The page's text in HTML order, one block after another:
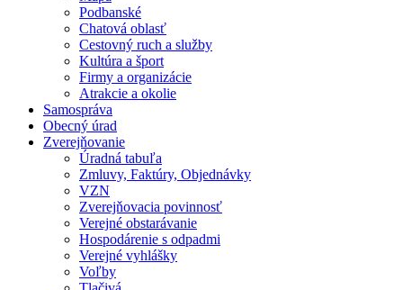
Podbanské
Chatová oblasť
Cestovný ruch a služby
Kultúra a šport
Firmy a organizácie
Atrakcie a okolie
Samospráva
Obecný úrad
Zverejňovanie
Úradná tabuľa
Zmluvy, Faktúry, Objednávky
VZN
Zverejňovacia povinnosť
Verejné obstarávanie
Hospodárenie s odpadmi
Verejné vyhlášky
Voľby